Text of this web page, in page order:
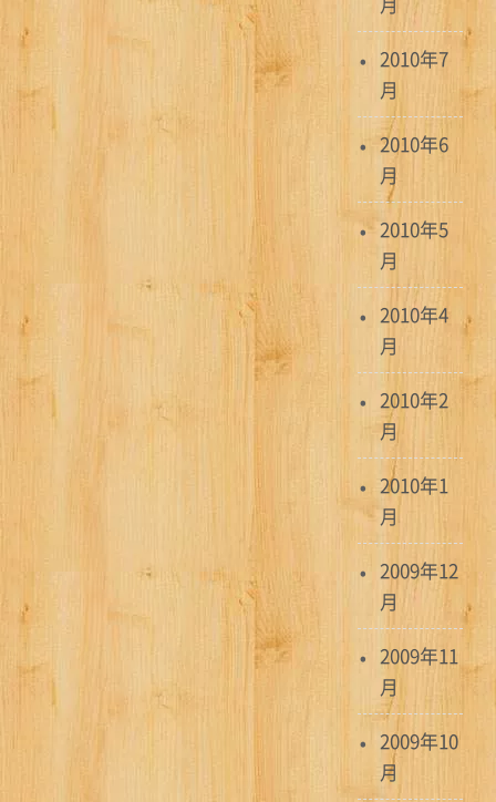
2010年7
月
2010年6
月
2010年5
月
2010年4
月
2010年2
月
2010年1
月
2009年12
月
2009年11
月
2009年10
月